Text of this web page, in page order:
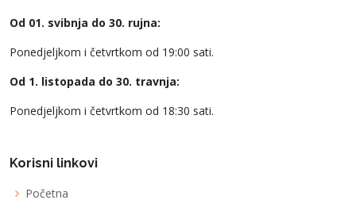
Od 01. svibnja do 30. rujna:
Ponedjeljkom i četvrtkom od 19:00 sati.
Od 1. listopada do 30. travnja:
Ponedjeljkom i četvrtkom od 18:30 sati.
Korisni linkovi
Početna